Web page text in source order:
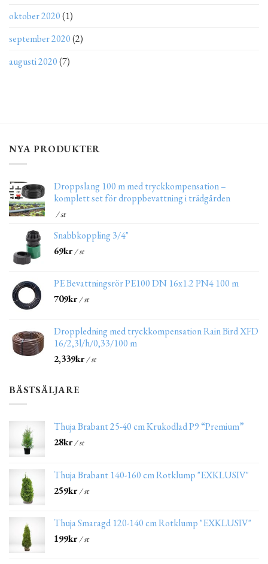
oktober 2020(1)
september 2020(2)
augusti 2020(7)
NYA PRODUKTER
Droppslang 100 m med tryckkompensation –
komplett set för droppbevattning i trädgården
/ st
Snabbkoppling 3/4"
69kr/ st
PE Bevattningsrör PE100 DN 16x1.2 PN4 100 m
709kr/ st
Droppledning med tryckkompensation Rain Bird XFD
16/2,3l/h/0,33/100 m
2,339kr/ st
BÄSTSÄLJARE
Thuja Brabant 25-40 cm Krukodlad P9 “Premium”
28kr/ st
Thuja Brabant 140-160 cm Rotklump "EXKLUSIV"
259kr/ st
Thuja Smaragd 120-140 cm Rotklump "EXKLUSIV"
199kr/ st